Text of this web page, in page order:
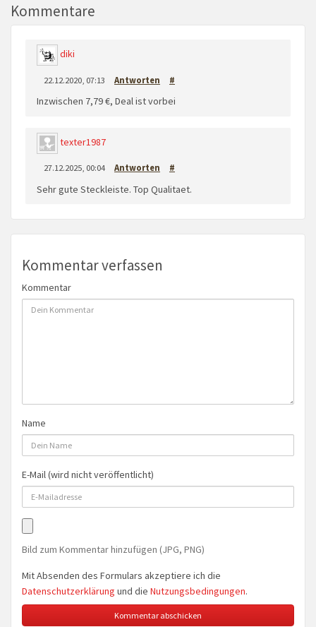
Kommentare
diki
22.12.2020, 07:13 Antworten #
Inzwischen 7,79 €, Deal ist vorbei
texter1987
27.12.2025, 00:04 Antworten #
Sehr gute Steckleiste. Top Qualitaet.
Kommentar verfassen
Kommentar
Name
E-Mail (wird nicht veröffentlicht)
Bild zum Kommentar hinzufügen (JPG, PNG)
Mit Absenden des Formulars akzeptiere ich die
Datenschutzerklärung und die Nutzungsbedingungen.